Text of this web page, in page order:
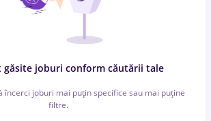
găsite joburi conform căutării tale
încerci joburi mai puțin specifice sau mai puține
filtre.